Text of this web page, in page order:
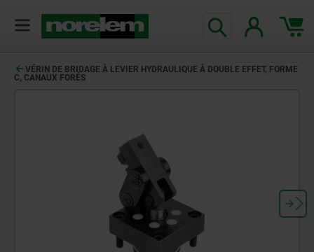
VÉRIN DE BRIDAGE À LEVIER HYDRAULIQUE À DOUBLE EFFET, FORME
C, CANAUX FORÉS